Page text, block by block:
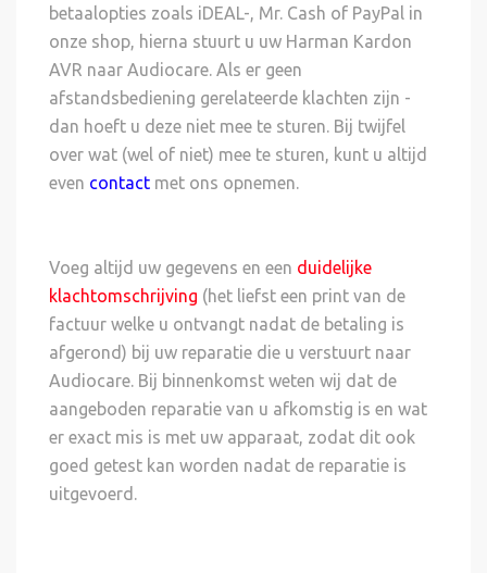
betaalopties zoals iDEAL-, Mr. Cash of PayPal in
onze shop, hierna stuurt u uw Harman Kardon
AVR naar Audiocare. Als er geen
afstandsbediening gerelateerde klachten zijn -
dan hoeft u deze niet mee te sturen. Bij twijfel
over wat (wel of niet) mee te sturen, kunt u altijd
even contact met ons opnemen.
Voeg altijd uw gegevens en een duidelijke
klachtomschrijving (het liefst een print van de
factuur welke u ontvangt nadat de betaling is
afgerond) bij uw reparatie die u verstuurt naar
Audiocare. Bij binnenkomst weten wij dat de
aangeboden reparatie van u afkomstig is en wat
er exact mis is met uw apparaat, zodat dit ook
goed getest kan worden nadat de reparatie is
uitgevoerd.